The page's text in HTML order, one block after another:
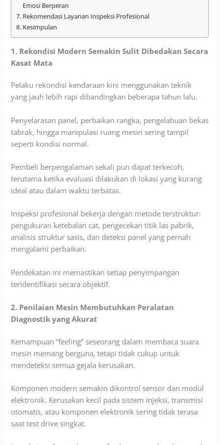
Emosi Berperan
Rekomendasi Layanan Inspeksi Profesional
Kesimpulan
1. Rekondisi Modern Semakin Sulit Dibedakan Secara
Kasat Mata
Pelaku rekondisi kendaraan kini menggunakan teknik
yang jauh lebih rapi dibandingkan beberapa tahun lalu.
Penyelarasan panel, perbaikan rangka, pengelabuan bekas
tabrak, hingga manipulasi ruang mesin sering tampil
seperti kondisi normal.
Pembeli berpengalaman sekali pun dapat terkecoh,
terutama ketika evaluasi dilakukan di lokasi yang kurang
ideal atau dalam waktu terbatas.
Inspeksi profesional bekerja dengan metode terstruktur:
pengukuran ketebalan cat, pengecekan titik las pabrik,
analisis struktur sasis, dan deteksi panel yang pernah
mengalami perbaikan.
Pendekatan ini memastikan setiap penyimpangan
teridentifikasi secara objektif.
2. Penilaian Mesin Membutuhkan Peralatan
Diagnostik yang Akurat
Kemampuan “feeling” seseorang dalam membaca suara
mesin memang berguna, tetapi tidak cukup untuk
mendeteksi semua gejala kerusakan.
Komponen modern semakin dikontrol sensor dan modul
elektronik. Kerusakan kecil pada sistem injeksi, transmisi
otomatis, atau komponen elektronik sering tidak terasa
saat test drive singkat.